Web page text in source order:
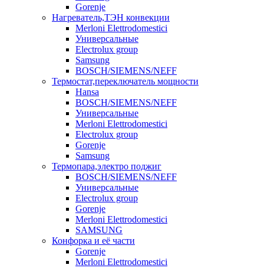
Gorenje
Нагреватель,ТЭН конвекции
Merloni Elettrodomestici
Универсальные
Electrolux group
Samsung
BOSCH/SIEMENS/NEFF
Термостат,переключатель мощности
Hansa
BOSCH/SIEMENS/NEFF
Универсальные
Merloni Elettrodomestici
Electrolux group
Gorenje
Samsung
Термопара,электро поджиг
BOSCH/SIEMENS/NEFF
Универсальные
Electrolux group
Gorenje
Merloni Elettrodomestici
SAMSUNG
Конфорка и её части
Gorenje
Merloni Elettrodomestici